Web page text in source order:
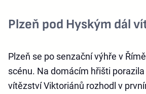
Plzeň pod Hyským dál
Plzeň se po senzační výhře v
scénu. Na domácím hřišti porazila
vítězství Viktoriánů rozhodl v